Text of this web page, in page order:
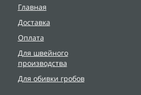
Главная
Доставка
Оплата
Для швейного
производства
Для обивки гробов